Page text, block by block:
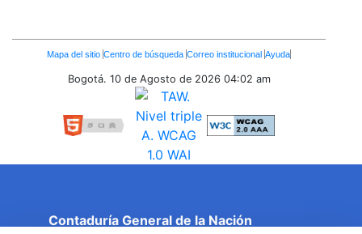
Enlaces
Inferiores
Mapa del sitio Centro de búsqueda Correo institucional Ayuda
Bogotá. 10 de Agosto de 2026 04:02 am
Contaduría General de la Nación